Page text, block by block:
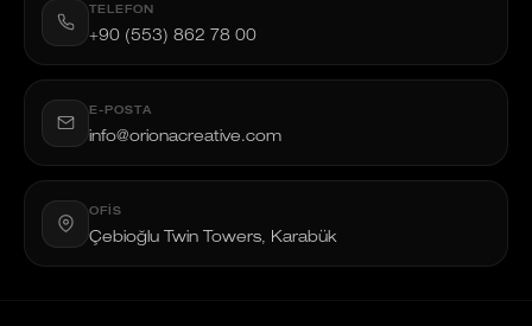
TELEFON
+90 (553) 862 78 00
E-POSTA
info@orionacreative.com
OFIS
Çebioğlu Twin Towers, Karabük